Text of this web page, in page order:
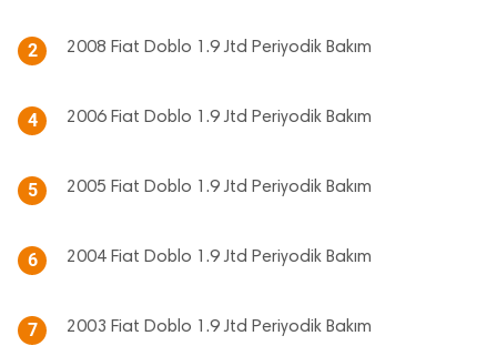
2 2008 Fiat Doblo 1.9 Jtd Periyodik Bakım
4 2006 Fiat Doblo 1.9 Jtd Periyodik Bakım
5 2005 Fiat Doblo 1.9 Jtd Periyodik Bakım
6 2004 Fiat Doblo 1.9 Jtd Periyodik Bakım
7 2003 Fiat Doblo 1.9 Jtd Periyodik Bakım